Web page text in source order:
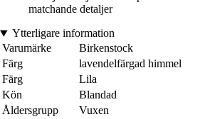
matchande detaljer
Ytterligare information
Varumärke
Birkenstock
Färg
lavendelfärgad himmel
Färg
Lila
Kön
Blandad
Åldersgrupp
Vuxen